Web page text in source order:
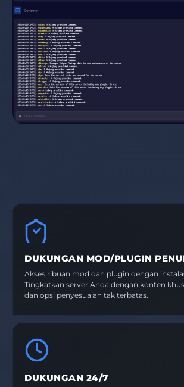
DUKUNGAN MOD/PLUGIN
Akses ribuan mod dan plugin dengan
Tingkatkan server Anda dengan konten
dan opsi penyesuaian tak terbatas.
DUKUNGAN 24/7